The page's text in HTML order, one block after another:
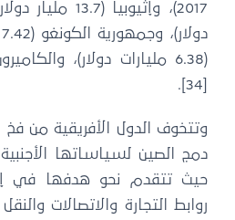
وتتخوف الدول الأفريقية من
دمج الصين لسياساتها الأجنبية
حيث تتقدم نحو هدفها في